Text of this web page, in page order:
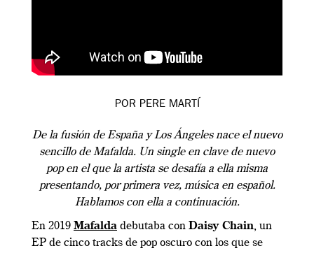
POR PERE MARTÍ
De la fusión de España y Los Ángeles nace el nuevo
sencillo de Mafalda. Un single en clave de nuevo
pop en el que la artista se desafía a ella misma
presentando, por primera vez, música en español.
Hablamos con ella a continuación.
En 2019 Mafalda debutaba con Daisy Chain, un
EP de cinco tracks de pop oscuro con los que se